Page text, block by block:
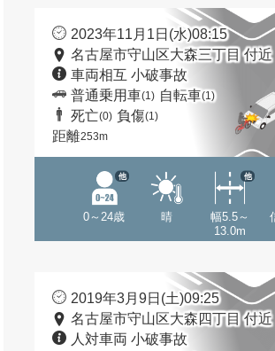
2023年11月1日(水)08:15
名古屋市守山区大森三丁目 付近
車両相互 小破事故
普通乗用車(1) 自転車(1)
死亡(0) 負傷(1)
距離253m
0～24歳
他
晴
幅5.5～
13.0m
他
2019年3月9日(土)09:25
名古屋市守山区大森四丁目 付近
人対車両 小破事故